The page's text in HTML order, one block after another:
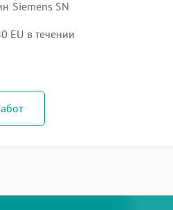
Siemens SN
EU в течении